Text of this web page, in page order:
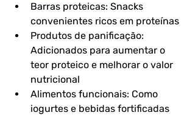
Barras proteicas: Snacks
convenientes ricos em proteínas
Produtos de panificação:
Adicionados para aumentar o
teor proteico e melhorar o valor
nutricional
Alimentos funcionais: Como
iogurtes e bebidas fortificadas